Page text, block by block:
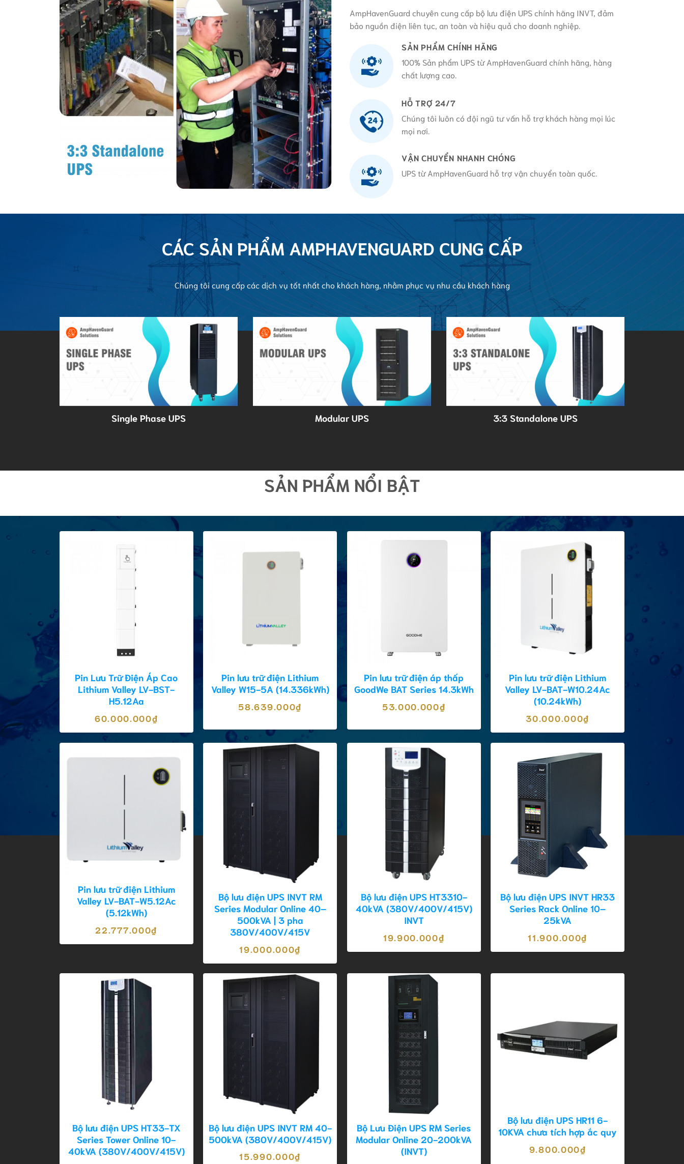
AmpHavenGuard chuyên cung cấp bộ lưu điện UPS chính hãng INVT, đảm
bảo nguồn điện liên tục, an toàn và hiệu quả cho doanh nghiệp.
SẢN PHẨM CHÍNH HÃNG
100% Sản phẩm UPS từ AmpHavenGuard chính hãng, hàng
chất lượng cao.
HỖ TRỢ 24/7
Chúng tôi luôn có đội ngũ tư vấn hỗ trợ khách hàng mọi lúc
mọi nơi.
VẬN CHUYỂN NHANH CHÓNG
UPS từ AmpHavenGuard hỗ trợ vận chuyển toàn quốc.
CÁC SẢN PHẨM AMPHAVENGUARD CUNG CẤP
Chúng tôi cung cấp các dịch vụ tốt nhất cho khách hàng, nhằm phục vụ nhu cầu khách hàng
Single Phase UPS Modular UPS 3:3 Standalone UPS
SẢN PHẨM NỔI BẬT
Pin Lưu Trữ Điện Áp Cao
Lithium Valley LV-BST-
H5.12Aa
60.000.000₫
Pin lưu trữ điện Lithium
Valley W15-5A (14.336kWh)
58.639.000₫
Pin lưu trữ điện áp thấp
GoodWe BAT Series 14.3kWh
53.000.000₫
Pin lưu trữ điện Lithium
Valley LV-BAT-W10.24Ac
(10.24kWh)
30.000.000₫
Pin lưu trữ điện Lithium
Valley LV-BAT-W5.12Ac
(5.12kWh)
22.777.000₫
Bộ lưu điện UPS INVT RM
Series Modular Online 40–
500kVA | 3 pha
380V/400V/415V
19.000.000₫
Bộ lưu điện UPS HT3310-
40kVA (380V/400V/415V)
INVT
19.900.000₫
Bộ lưu điện UPS INVT HR33
Series Rack Online 10–
25kVA
11.900.000₫
Bộ lưu điện UPS HT33-TX
Series Tower Online 10-
40kVA (380V/400V/415V)
Bộ lưu điện UPS INVT RM 40-
500kVA (380V/400V/415V)
15.990.000₫
Bộ Lưu Điện UPS RM Series
Modular Online 20-200kVA
(INVT)
Bộ lưu điện UPS HR11 6-
10KVA chưa tích hợp ắc quy
9.800.000₫